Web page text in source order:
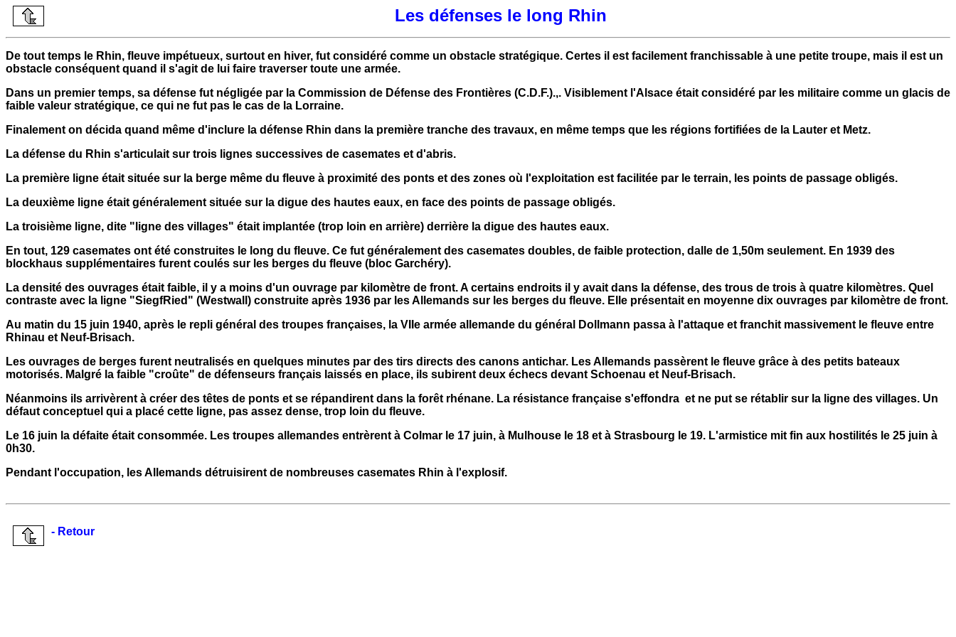
Les défenses le long Rhin
De tout temps le Rhin, fleuve impétueux, surtout en hiver, fut considéré comme un obstacle stratégique. Certes il est facilement franchissable à une petite troupe, mais il est un
obstacle conséquent quand il s'agit de lui faire traverser toute une armée.
Dans un premier temps, sa défense fut négligée par la Commission de Défense des Frontières (C.D.F.).,. Visiblement l'Alsace était considéré par les militaire comme un glacis de
faible valeur stratégique, ce qui ne fut pas le cas de la Lorraine.
Finalement on décida quand même d'inclure la défense Rhin dans la première tranche des travaux, en même temps que les régions fortifiées de la Lauter et Metz.
La défense du Rhin s'articulait sur trois lignes successives de casemates et d'abris.
La première ligne était située sur la berge même du fleuve à proximité des ponts et des zones où l'exploitation est facilitée par le terrain, les points de passage obligés.
La deuxième ligne était généralement située sur la digue des hautes eaux, en face des points de passage obligés.
La troisième ligne, dite "ligne des villages" était implantée (trop loin en arrière) derrière la digue des hautes eaux.
En tout, 129 casemates ont été construites le long du fleuve. Ce fut généralement des casemates doubles, de faible protection, dalle de 1,50m seulement. En 1939 des
blockhaus supplémentaires furent coulés sur les berges du fleuve (bloc Garchéry).
La densité des ouvrages était faible, il y a moins d'un ouvrage par kilomètre de front. A certains endroits il y avait dans la défense, des trous de trois à quatre kilomètres. Quel
contraste avec la ligne "SiegfRied" (Westwall) construite après 1936 par les Allemands sur les berges du fleuve. Elle présentait en moyenne dix ouvrages par kilomètre de front.
Au matin du 15 juin 1940, après le repli général des troupes françaises, la VIIe armée allemande du général Dollmann passa à l'attaque et franchit massivement le fleuve entre
Rhinau et Neuf-Brisach.
Les ouvrages de berges furent neutralisés en quelques minutes par des tirs directs des canons antichar. Les Allemands passèrent le fleuve grâce à des petits bateaux
motorisés. Malgré la faible "croûte" de défenseurs français laissés en place, ils subirent deux échecs devant Schoenau et Neuf-Brisach.
Néanmoins ils arrivèrent à créer des têtes de ponts et se répandirent dans la forêt rhénane. La résistance française s'effondra et ne put se rétablir sur la ligne des villages. Un
défaut conceptuel qui a placé cette ligne, pas assez dense, trop loin du fleuve.
Le 16 juin la défaite était consommée. Les troupes allemandes entrèrent à Colmar le 17 juin, à Mulhouse le 18 et à Strasbourg le 19. L'armistice mit fin aux hostilités le 25 juin à
0h30.
Pendant l'occupation, les Allemands détruisirent de nombreuses casemates Rhin à l'explosif.
- Retour